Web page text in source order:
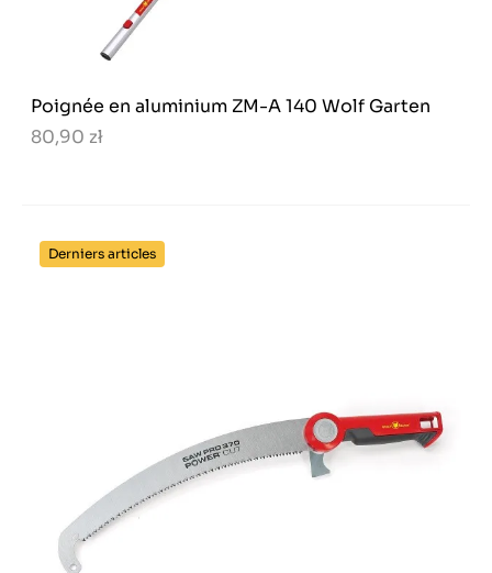
Poignée en aluminium ZM-A 140 Wolf Garten
80,90 zł
Derniers articles